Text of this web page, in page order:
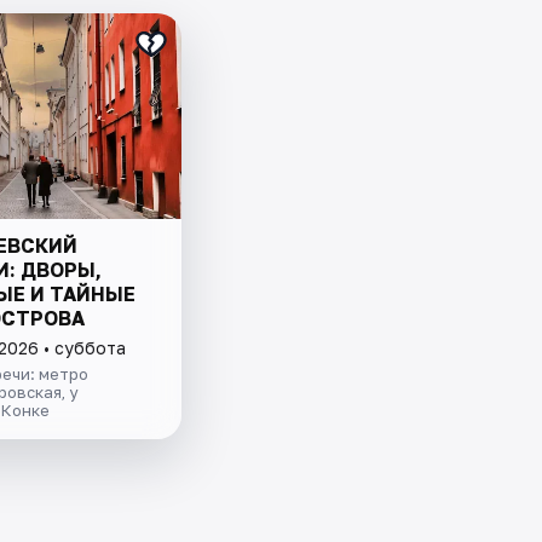
ДВОРЫ,
И ТАЙНЫЕ
• суббота
метро
у